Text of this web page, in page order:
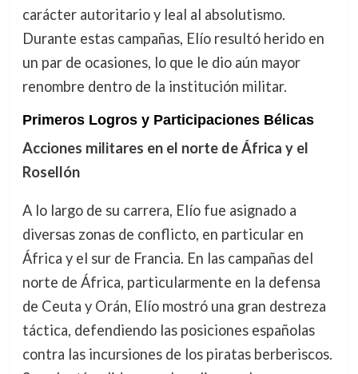
carácter autoritario y leal al absolutismo.
Durante estas campañas, Elío resultó herido en
un par de ocasiones, lo que le dio aún mayor
renombre dentro de la institución militar.
Primeros Logros y Participaciones Bélicas
Acciones militares en el norte de África y el
Rosellón
A lo largo de su carrera, Elío fue asignado a
diversas zonas de conflicto, en particular en
África y el sur de Francia. En las campañas del
norte de África, particularmente en la defensa
de Ceuta y Orán, Elío mostró una gran destreza
táctica, defendiendo las posiciones españolas
contra las incursiones de los piratas berberiscos.